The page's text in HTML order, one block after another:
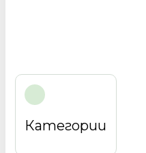
Категории